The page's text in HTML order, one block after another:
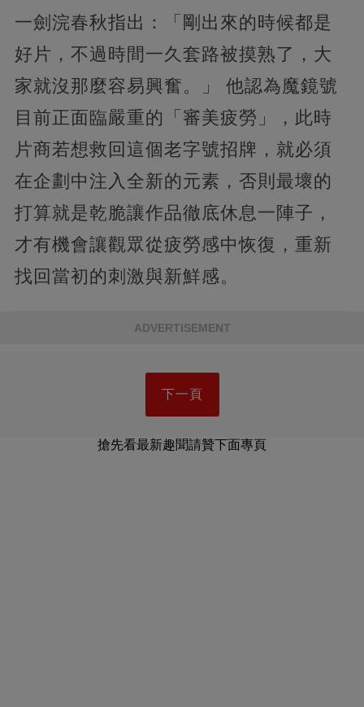
一劍浣春秋指出：「剛出來的時候都是
好片，不過時間一久套路被摸熟了，大
家就沒那麼容易興奮。」 他認為魔鏡號
目前正面臨嚴重的「審美疲勞」，此時
片商若想救回這個老字號招牌，就必須
在企劃中注入全新的元素，否則最壞的
打算就是乾脆讓作品徹底休息一陣子，
才有機會讓觀眾從疲勞感中恢復，重新
找回當初的刺激與新鮮感。
ADVERTISEMENT
下一頁
搶先看最新趣聞請贊下面專頁